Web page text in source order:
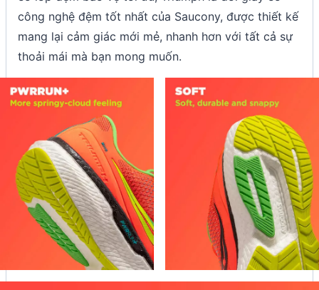
công nghệ đệm tốt nhất của Saucony, được thiết kế
mang lại cảm giác mới mẻ, nhanh hơn với tất cả sự
thoải mái mà bạn mong muốn.